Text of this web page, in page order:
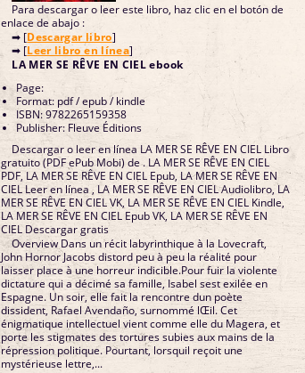
Para descargar o leer este libro, haz clic en el botón de
enlace de abajo :
➡ [Descargar libro]
➡ [Leer libro en línea]
LA MER SE RÊVE EN CIEL ebook
Page:
Format: pdf / epub / kindle
ISBN: 9782265159358
Publisher: Fleuve Éditions
Descargar o leer en línea LA MER SE RÊVE EN CIEL Libro
gratuito (PDF ePub Mobi) de . LA MER SE RÊVE EN CIEL
PDF, LA MER SE RÊVE EN CIEL Epub, LA MER SE RÊVE EN
CIEL Leer en línea , LA MER SE RÊVE EN CIEL Audiolibro, LA
MER SE RÊVE EN CIEL VK, LA MER SE RÊVE EN CIEL Kindle,
LA MER SE RÊVE EN CIEL Epub VK, LA MER SE RÊVE EN
CIEL Descargar gratis
Overview Dans un récit labyrinthique à la Lovecraft,
John Hornor Jacobs distord peu à peu la réalité pour
laisser place à une horreur indicible.Pour fuir la violente
dictature qui a décimé sa famille, Isabel sest exilée en
Espagne. Un soir, elle fait la rencontre dun poète
dissident, Rafael Avendaño, surnommé lŒil. Cet
énigmatique intellectuel vient comme elle du Magera, et
porte les stigmates des tortures subies aux mains de la
répression politique. Pourtant, lorsquil reçoit une
mystérieuse lettre,...